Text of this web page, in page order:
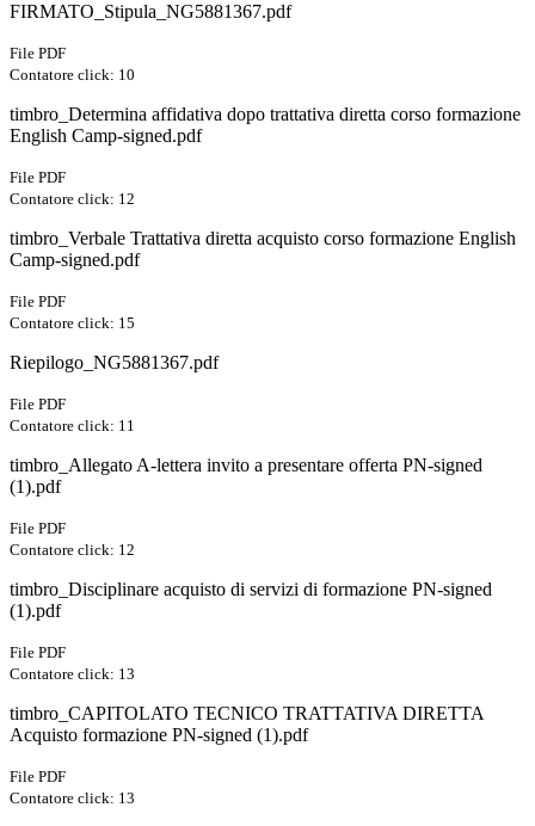
FIRMATO_Stipula_NG5881367.pdf
File PDF
Contatore click: 10
timbro_Determina affidativa dopo trattativa diretta corso formazione
English Camp-signed.pdf
File PDF
Contatore click: 12
timbro_Verbale Trattativa diretta acquisto corso formazione English
Camp-signed.pdf
File PDF
Contatore click: 15
Riepilogo_NG5881367.pdf
File PDF
Contatore click: 11
timbro_Allegato A-lettera invito a presentare offerta PN-signed
(1).pdf
File PDF
Contatore click: 12
timbro_Disciplinare acquisto di servizi di formazione PN-signed
(1).pdf
File PDF
Contatore click: 13
timbro_CAPITOLATO TECNICO TRATTATIVA DIRETTA
Acquisto formazione PN-signed (1).pdf
File PDF
Contatore click: 13